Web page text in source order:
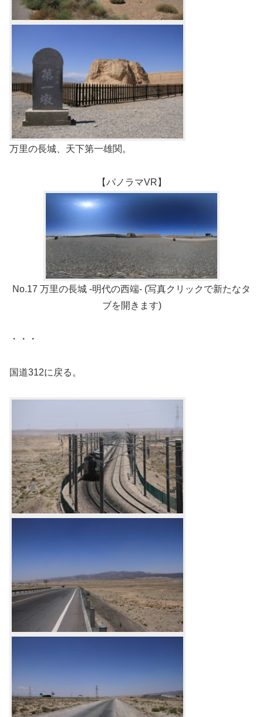
万里の長城、天下第一雄関。
【パノラマVR】
No.17 万里の長城 -明代の西端- (写真クリックで新たなタ
ブを開きます)
・・・
国道312に戻る。